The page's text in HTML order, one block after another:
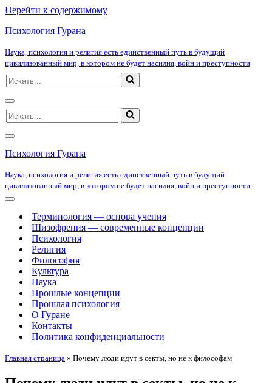
Перейти к содержимому
Психология Гурана
Наука, психология и религия есть единственный путь в будущий
цивилизованный мир, в котором не будет насилия, войн и преступности
Искать...
Меню
навигации
Искать...
Меню
навигации
Психология Гурана
Наука, психология и религия есть единственный путь в будущий
цивилизованный мир, в котором не будет насилия, войн и преступности
Меню
навигацииТерминология — основа учения
Шизофрения — современные концепции
Психология
Религия
Философия
Культура
Наука
Прошлые концепции
Прошлая психология
О Гуране
Контакты
Политика конфиденциальности
Главная страница » Почему люди идут в секты, но не к философам